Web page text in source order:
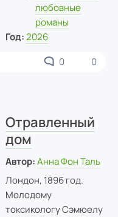
любовные
романы
Год: 2026
0 0
Отравленный
дом
Автор: Анна Фон Таль
Лондон, 1896 год.
Молодому
токсикологу Сэмюелу